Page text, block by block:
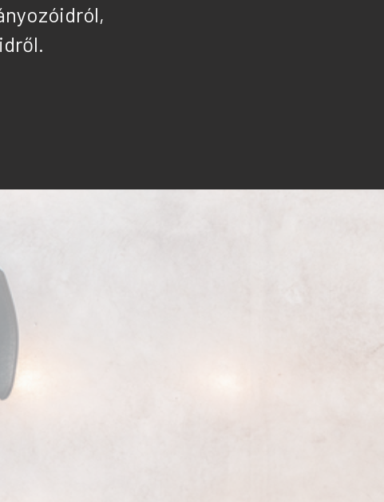
idról,
idről.